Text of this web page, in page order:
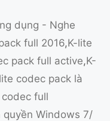
dụng - Nghe
full 2016,K-lite
pack full active,K-
codec pack là
full
quyền Windows 7/